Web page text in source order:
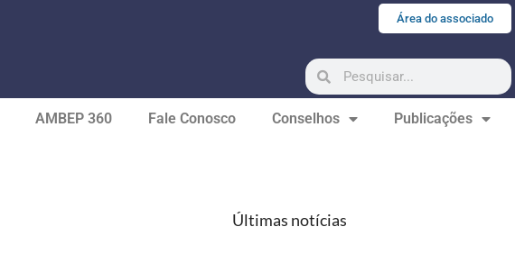
Área do associado
AMBEP 360 Fale Conosco Conselhos Publicações
Últimas notícias